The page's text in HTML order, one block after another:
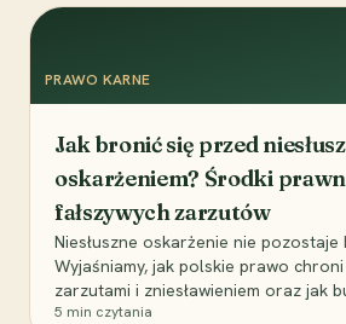
PRAWO KARNE
Jak bronić się przed
oskarżeniem? Środki
fałszywych zarzutów
Niesłuszne oskarżenie nie pozostaje
Wyjaśniamy, jak polskie prawo chroni
zarzutami i zniesławieniem oraz jak
5 min czytania